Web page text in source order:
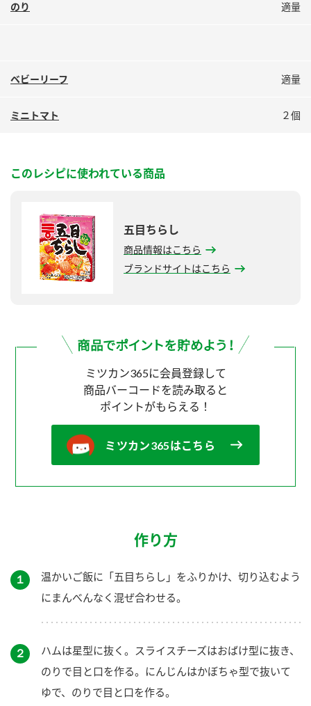
のり 適量
ベビーリーフ 適量
ミニトマト ２個
このレシピに使われている商品
五目ちらし
商品情報はこちら
ブランドサイトはこちら
ミツカン365に会員登録して
商品バーコードを読み取ると
ポイントがもらえる！
ミツカン365はこちら
作り方
１
温かいご飯に「五目ちらし」をふりかけ、切り込むよう
にまんべんなく混ぜ合わせる。
２
ハムは星型に抜く。スライスチーズはおばけ型に抜き、
のりで目と口を作る。にんじんはかぼちゃ型で抜いて
ゆで、のりで目と口を作る。